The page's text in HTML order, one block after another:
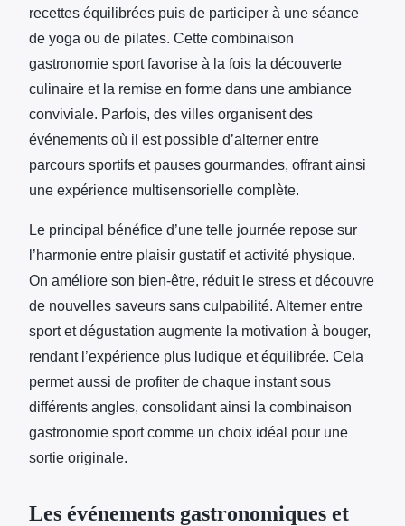
recettes équilibrées puis de participer à une séance
de yoga ou de pilates. Cette combinaison
gastronomie sport favorise à la fois la découverte
culinaire et la remise en forme dans une ambiance
conviviale. Parfois, des villes organisent des
événements où il est possible d’alterner entre
parcours sportifs et pauses gourmandes, offrant ainsi
une expérience multisensorielle complète.
Le principal bénéfice d’une telle journée repose sur
l’harmonie entre plaisir gustatif et activité physique.
On améliore son bien-être, réduit le stress et découvre
de nouvelles saveurs sans culpabilité. Alterner entre
sport et dégustation augmente la motivation à bouger,
rendant l’expérience plus ludique et équilibrée. Cela
permet aussi de profiter de chaque instant sous
différents angles, consolidant ainsi la combinaison
gastronomie sport comme un choix idéal pour une
sortie originale.
Les événements gastronomiques et